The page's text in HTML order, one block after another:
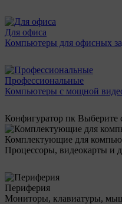
Для офиса
Компьютеры для офисных
Профессиональные
Компьютеры с мощной
Конфигуратор пк Выберите
Комплектующие для
Процессоры, видеокарты и
Периферия
Мониторы, клавиатуры,